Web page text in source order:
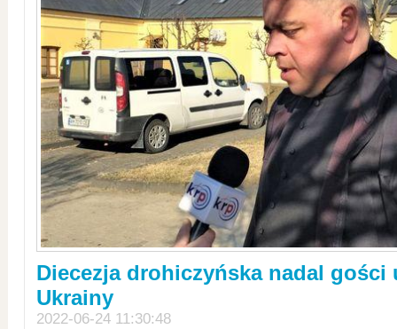
Diecezja drohiczyńska nadal gości
Ukrainy
2022-06-24 11:30:48